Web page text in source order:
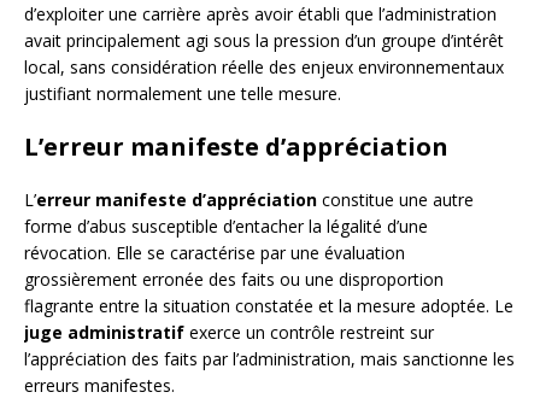
d’exploiter une carrière après avoir établi que l’administration
avait principalement agi sous la pression d’un groupe d’intérêt
local, sans considération réelle des enjeux environnementaux
justifiant normalement une telle mesure.
L’erreur manifeste d’appréciation
L’erreur manifeste d’appréciation constitue une autre
forme d’abus susceptible d’entacher la légalité d’une
révocation. Elle se caractérise par une évaluation
grossièrement erronée des faits ou une disproportion
flagrante entre la situation constatée et la mesure adoptée. Le
juge administratif exerce un contrôle restreint sur
l’appréciation des faits par l’administration, mais sanctionne les
erreurs manifestes.